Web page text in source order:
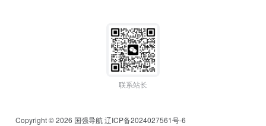
联系站长
Copyright © 2026 国强导航辽ICP备2024027561号-6